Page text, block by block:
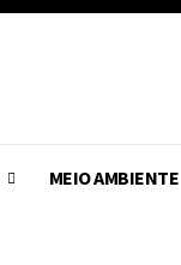
MEIO AMBIENTE